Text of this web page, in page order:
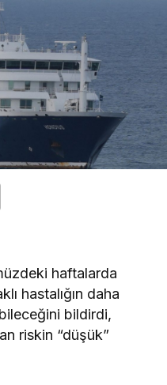
haftalarda
hastalığın daha
bildirdi,
riskin “düşük”